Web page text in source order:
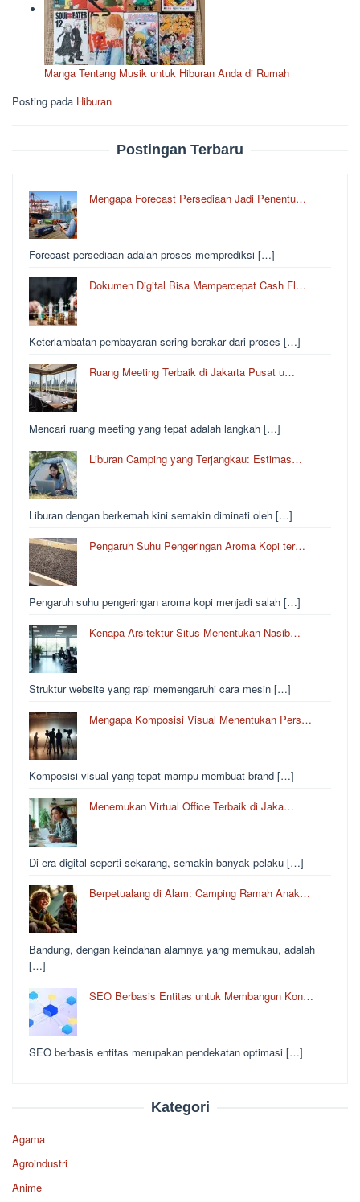
Manga Tentang Musik untuk Hiburan Anda di Rumah
Posting pada Hiburan
Postingan Terbaru
Mengapa Forecast Persediaan Jadi Penentu…
Forecast persediaan adalah proses memprediksi […]
Dokumen Digital Bisa Mempercepat Cash Fl…
Keterlambatan pembayaran sering berakar dari proses […]
Ruang Meeting Terbaik di Jakarta Pusat u…
Mencari ruang meeting yang tepat adalah langkah […]
Liburan Camping yang Terjangkau: Estimas…
Liburan dengan berkemah kini semakin diminati oleh […]
Pengaruh Suhu Pengeringan Aroma Kopi ter…
Pengaruh suhu pengeringan aroma kopi menjadi salah […]
Kenapa Arsitektur Situs Menentukan Nasib…
Struktur website yang rapi memengaruhi cara mesin […]
Mengapa Komposisi Visual Menentukan Pers…
Komposisi visual yang tepat mampu membuat brand […]
Menemukan Virtual Office Terbaik di Jaka…
Di era digital seperti sekarang, semakin banyak pelaku […]
Berpetualang di Alam: Camping Ramah Anak…
Bandung, dengan keindahan alamnya yang memukau, adalah
[…]
SEO Berbasis Entitas untuk Membangun Kon…
SEO berbasis entitas merupakan pendekatan optimasi […]
Kategori
Agama
Agroindustri
Anime